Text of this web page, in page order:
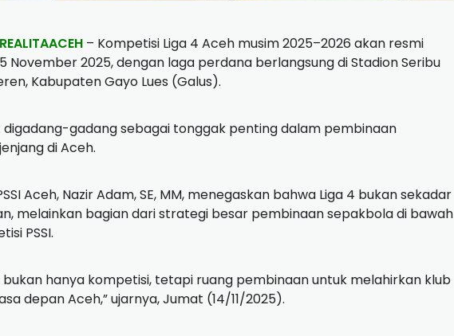
REALITAACEH – Kompetisi Liga 4 Aceh musim 2025–2026 akan resmi
November 2025, dengan laga perdana berlangsung di Stadion Seribu
Kabupaten Gayo Lues (Galus).
gadang sebagai tonggak penting dalam pembinaan
di Aceh.
Aceh, Nazir Adam, SE, MM, menegaskan bahwa Liga 4 bukan sekadar
melainkan bagian dari strategi besar pembinaan sepakbola di bawah
PSSI.
bukan hanya kompetisi, tetapi ruang pembinaan untuk melahirkan klub
depan Aceh,” ujarnya, Jumat (14/11/2025).